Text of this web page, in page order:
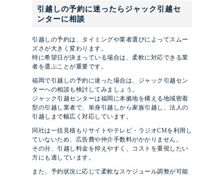
引越しの予約に迷ったらジャック引越セ
ンターに相談
引越しの予約は、タイミングや業者選びによってスムー
ズさが大きく変わります。
特に希望日が決まっている場合は、柔軟に対応できる業
者を選ぶことが重要です。
福岡で引越しの予約に迷った場合は、ジャック引越セン
ターへの相談も検討してみましょう。
ジャック引越センターは福岡に本拠地を構える地域密着
型の引越し業者で、単身引越しから家族引越し、法人の
引越しまで幅広く対応しています。
同社は一括見積もりサイトやテレビ・ラジオCMを利用し
ていないため、広告費や仲介手数料がかかりません。
その分、引越し料金を抑えやすく、コストを重視したい
方にも適しています。
また、予約状況に応じて柔軟なスケジュール調整が可能